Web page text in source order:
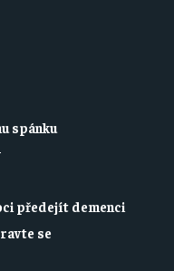
spánku
předejít demenci
se